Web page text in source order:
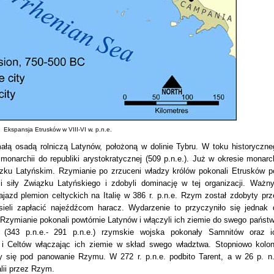
Ekspansja Etrusków w VIII-VI w. p.n.e.
osadą rolniczą Latynów, położoną w dolinie Tybru. W toku
do republiki arystokratycznej (509 p.n.e.). Już w okresie
Latyńskim. Rzymianie po zrzuceni władzy królów pokonali Etrusków
Związku Latyńskiego i zdobyli dominację w tej organizacji.
plemion celtyckich na Italię w 386 r. p.n.e. Rzym został zdobyty
zapłacić najeźdźcom haracz. Wydarzenie to przyczyniło się jednak
pokonali powtórnie Latynów i włączyli ich ziemie do swego
p.n.e.- 291 p.n.e.) rzymskie wojska pokonały Samnitów oraz
Celtów włączając ich ziemie w skład swego władztwa. Stopniowo
się pod panowanie Rzymu. W 272 r. p.n.e. podbito Tarent, a w 26 p.
przez Rzym.